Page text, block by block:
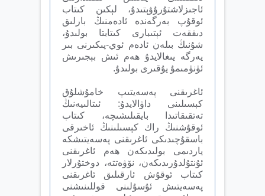
ئاجىزلاشتۇرۇۋېتىدۇ، لېكىن كىتاب
ئوقۇپ بەرگەندە ئادەمنىڭ بارلىق
دىققەت ئېتىبارى كىتابتا بولىدۇ،
شۇنىڭ بىلەن ئادەم ئوي-پىكىرنى بىر
يەرگە يىغالايدۇ ھەم ئىش بېجىرىش
ئۈنۈمىمۇ يۇقىرى بولىدۇ.
ئاغرىقنى پەسەيتىپ خامۇشلۇق
كېسىلىنى داۋالايدۇ: ئىتالىيەنىڭ
تەتقىقاتىدا بايقىلىشىچە، كىتاب
ئوقۇشنىڭ راك كېسىلىنىڭ ئاخىرقى
باسقۇچىدىكى ئاغرىقنى پەسەيتىشكە
ياردىمى بولىدىكەن ھەم ئاغرىقنى
ئۇنتۇلدۇرىدىكەن، نۆۋەتتە، دوختۇرلار
كىتاب ئوقۇش ئارقىلىق ئاغرىقنى
پەسەيتىش ئۇسۇلىنى قوللىنىشنى